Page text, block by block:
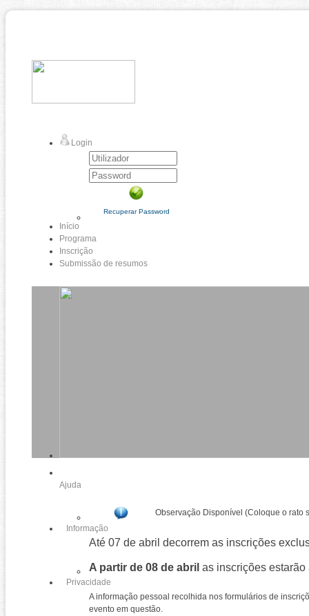
Login
Recuperar Password
Início
Programa
Inscrição
Submissão de resumos
Ajuda
Observação Disponível (Coloque o rato
Informação
Até 07 de abril decorrem as inscrições
A partir de 08 de abril as inscrições
Privacidade
A informação pessoal recolhida nos formulários de
evento em questão.